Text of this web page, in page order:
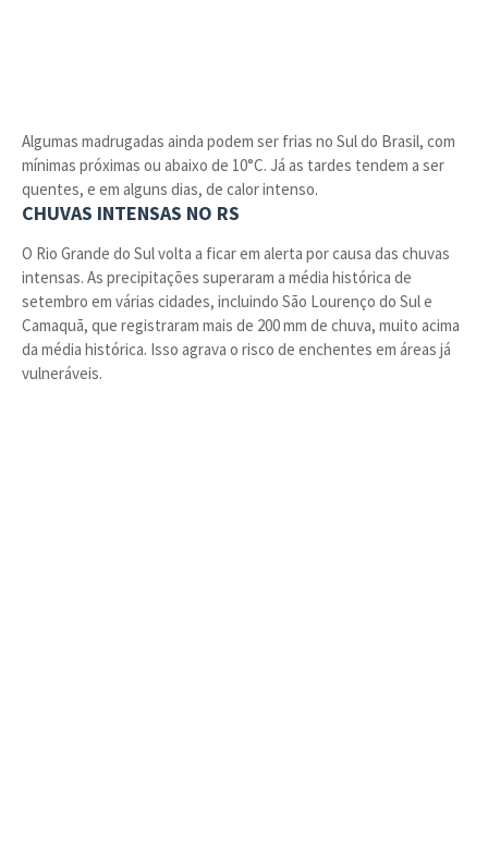
Algumas madrugadas ainda podem ser frias no Sul do Brasil, com
mínimas próximas ou abaixo de 10°C. Já as tardes tendem a ser
quentes, e em alguns dias, de calor intenso.
CHUVAS INTENSAS NO RS
O Rio Grande do Sul volta a ficar em alerta por causa das chuvas
intensas. As precipitações superaram a média histórica de
setembro em várias cidades, incluindo São Lourenço do Sul e
Camaquã, que registraram mais de 200 mm de chuva, muito acima
da média histórica. Isso agrava o risco de enchentes em áreas já
vulneráveis.